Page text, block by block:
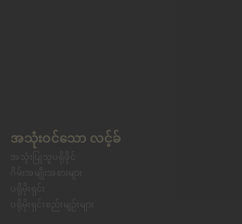
အသုံးဝင်သော လင့်ခ်
အသုံးပြုသူပရိုဖိုင်
ဂိမ်းအမျိုးအစားများ
ပရိုမိုးရှင်းစည်းမျဉ်းများ